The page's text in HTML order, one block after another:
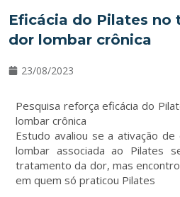
Eficácia do Pilates no
dor lombar crônica
23/08/2023
Pesquisa reforça eficácia do
lombar crônica
Estudo avaliou se a ativação
lombar associada ao Pilates
tratamento da dor, mas
em quem só praticou Pilates